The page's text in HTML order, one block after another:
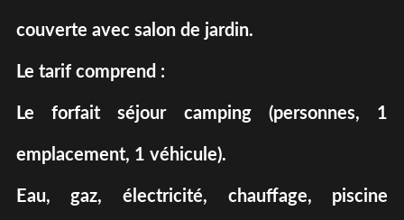
couverte avec salon de jardin.
Le tarif comprend :
Le forfait séjour camping (personnes, 1
emplacement, 1 véhicule).
Eau, gaz, électricité, chauffage, piscine